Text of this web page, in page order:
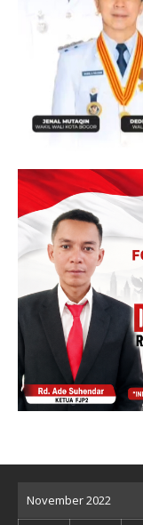
November 2022